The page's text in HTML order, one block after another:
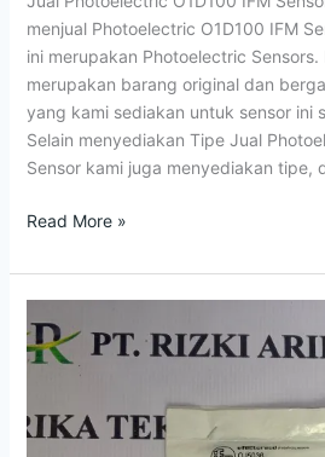
menjual Photoelectric O1D100 IFM
ini merupakan Photoelectric
merupakan barang original dan
yang kami sediakan untuk sensor ini
Selain menyediakan Tipe Jual
Sensor kami juga menyediakan tipe,
Read More »
Photoelectric
OJ5036
IFM